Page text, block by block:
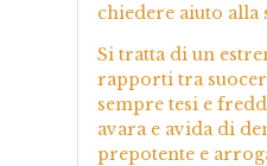
chiedere aiuto alla
Si tratta di un
rapporti tra
sempre tesi e
avara e avida di
prepotente e